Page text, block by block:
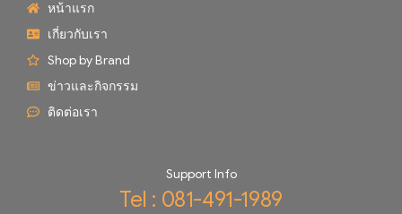
หน้าแรก
เกี่ยวกับเรา
Shop by Brand
ข่าวและกิจกรรม
ติดต่อเรา
Support Info
Tel : 081-491-1989